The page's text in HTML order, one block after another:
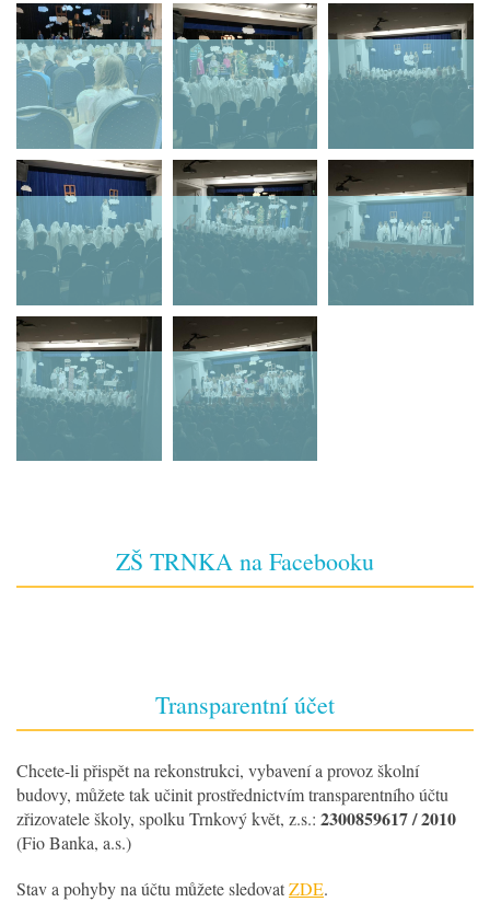
ZŠ TRNKA na Facebooku
Transparentní účet
Chcete-li přispět na rekonstrukci, vybavení a provoz školní
budovy, můžete tak učinit prostřednictvím transparentního účtu
zřizovatele školy, spolku Trnkový květ, z.s.: 2300859617 / 2010
(Fio Banka, a.s.)
Stav a pohyby na účtu můžete sledovatZDE.